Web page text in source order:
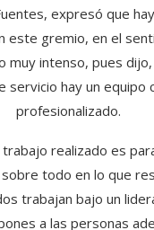
expresó que
este gremio, en el
muy intenso, pues dijo,
servicio hay un equipo
profesionalizado.
trabajo realizado es
todo en lo que
trabajan bajo un
a las personas